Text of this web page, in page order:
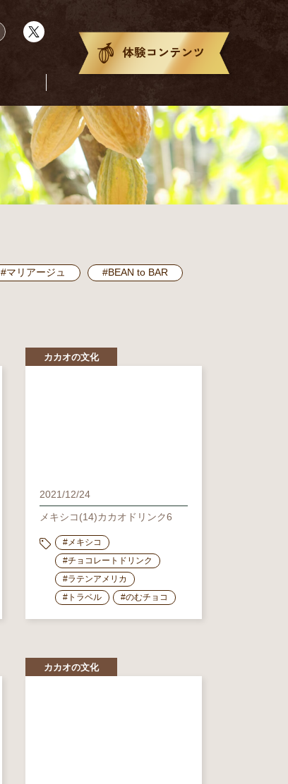
#マリアージュ #BEAN to BAR
カカオの文化
2021/12/24
メキシコ(14)カカオドリンク6
#メキシコ
#チョコレートドリンク
#ラテンアメリカ
#トラベル
#のむチョコ
カカオの文化